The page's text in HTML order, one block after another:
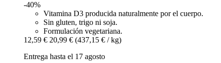
-40%
Vitamina D3 producida naturalmente por el cuerpo.
Sin gluten, trigo ni soja.
Formulación vegetariana.
12,59 € 20,99 € (437,15 € / kg)
Entrega hasta el 17 agosto